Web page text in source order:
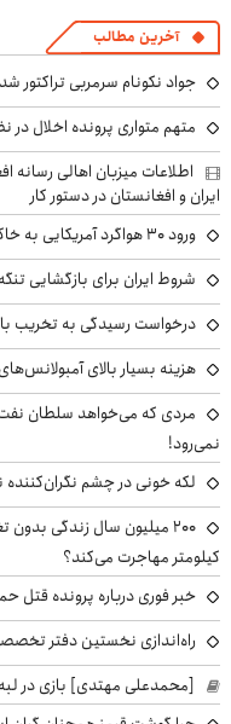
آخرین مطالب
جواد نکونام سرمربی تراکتور شد
متهم متواری پرونده اخلال در
اطلاعات میزبان اهالی
ایران و افغانستان در دستور کار
ورود ۳۰ هواگرد آمریکایی به خاک ایران قبل از حمله به بیت رهبری؟
شروط ایران برای بازگشایی
درخواست رسیدگی به تخریب
هزینه بسیار بالای
مردی که می‌خواهد سلطان نفت
نمی‌رود!
لکه خونی در چشم
کیلومتر مهاجرت می‌کند؟
خبر فوری درباره پرونده
راه‌اندازی نخستین دفتر
[محمدعلی مهتدی] بازی در لبه